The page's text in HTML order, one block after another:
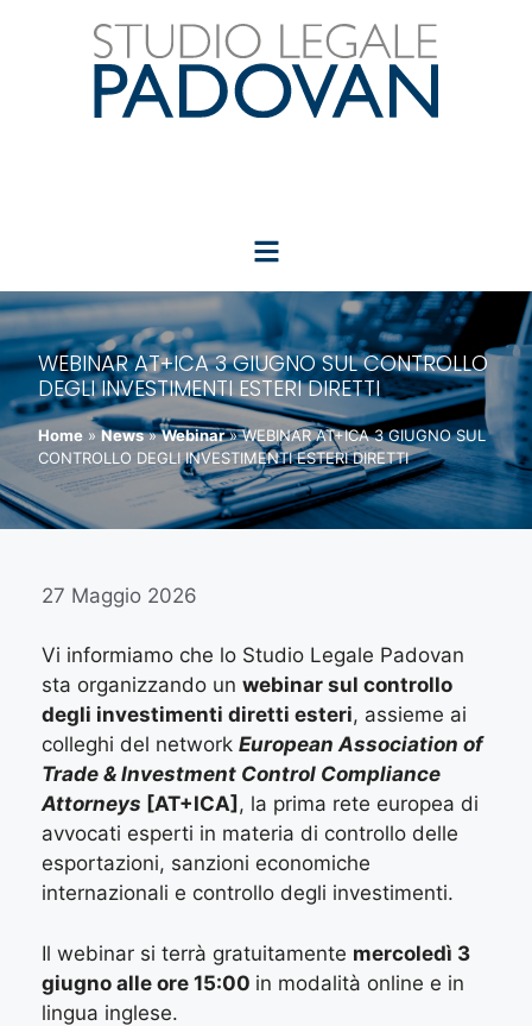
WEBINAR AT+ICA 3 GIUGNO SUL CONTROLLO
DEGLI INVESTIMENTI ESTERI DIRETTI
Home » News » Webinar » WEBINAR AT+ICA 3 GIUGNO SUL
CONTROLLO DEGLI INVESTIMENTI ESTERI DIRETTI
27 Maggio 2026
Vi informiamo che lo Studio Legale Padovan
sta organizzando un webinar sul controllo
degli investimenti diretti esteri, assieme ai
colleghi del network European Association of
Trade & Investment Control Compliance
Attorneys [AT+ICA] , la prima rete europea di
avvocati esperti in materia di controllo delle
esportazioni, sanzioni economiche
internazionali e controllo degli investimenti.
Il webinar si terrà gratuitamente mercoledì 3
giugno alle ore 15:00 in modalità online e in
lingua inglese.